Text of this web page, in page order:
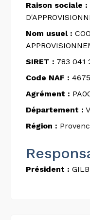
Raison sociale :
Nom usuel :
SIRET : 783 041
Code NAF :
Agrément :
Département :
Région :
Président :